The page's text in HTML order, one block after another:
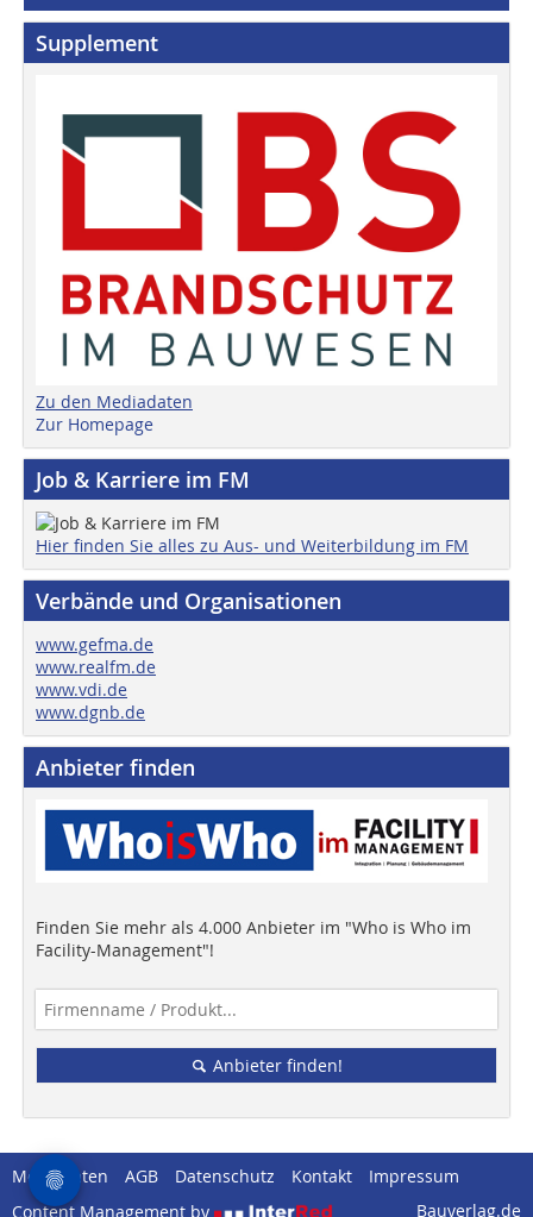
Supplement
Zu den Mediadaten
Zur Homepage
Job & Karriere im FM
Hier finden Sie alles zu Aus- und Weiterbildung im FM
Verbände und Organisationen
www.gefma.de
www.realfm.de
www.vdi.de
www.dgnb.de
Anbieter finden
Finden Sie mehr als 4.000 Anbieter im "Who is Who im
Facility-Management"!
Anbieter finden!
Mediadaten AGB Datenschutz Kontakt
Impressum
Content Management by
Bauverlag.de